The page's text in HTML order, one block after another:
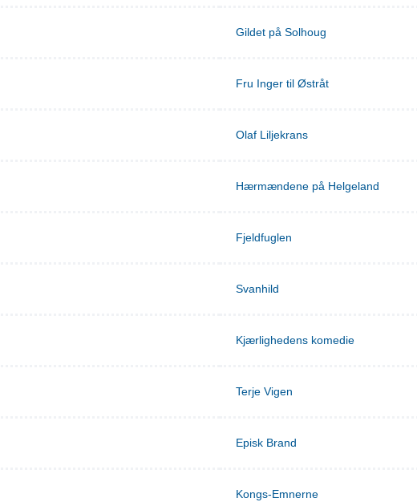
Gildet på Solhoug
Fru Inger til Østråt
Olaf Liljekrans
Hærmændene på Helgeland
Fjeldfuglen
Svanhild
Kjærlighedens komedie
Terje Vigen
Episk Brand
Kongs-Emnerne